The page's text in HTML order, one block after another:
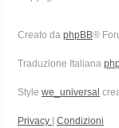
Creato da phpBB®
Traduzione Italiana
Style we_universal
Privacy Condizioni